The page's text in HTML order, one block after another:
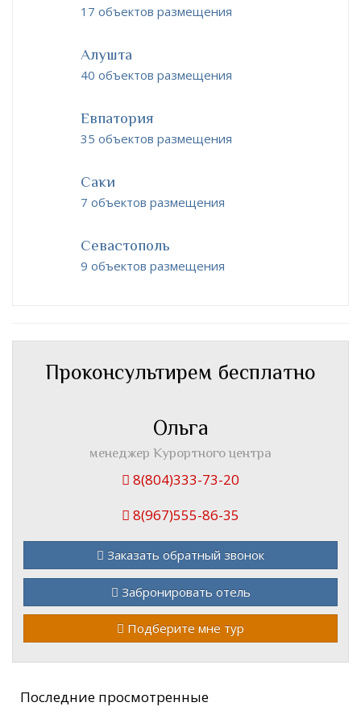
17 объектов размещения
Алушта
40 объектов размещения
Евпатория
35 объектов размещения
Саки
7 объектов размещения
Севастополь
9 объектов размещения
Проконсультирем бесплатно
Ольга
менеджер Курортного центра
8(804)333-73-20
8(967)555-86-35
Заказать обратный звонок
Забронировать отель
Подберите мне тур
Последние просмотренные